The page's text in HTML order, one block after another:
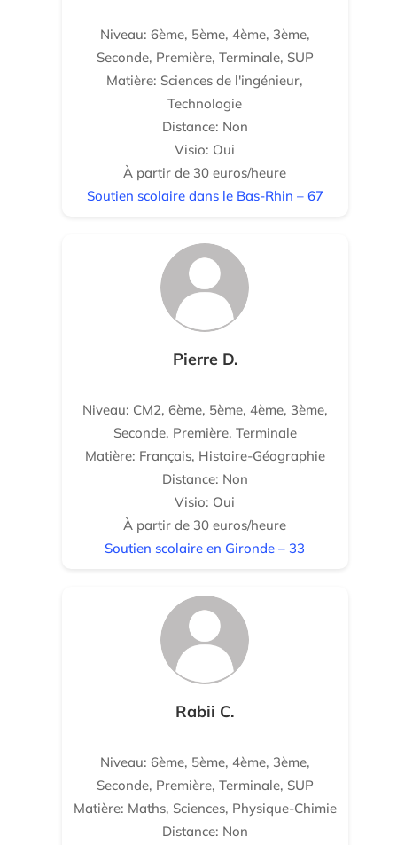
Niveau: 6ème, 5ème, 4ème, 3ème,
Seconde, Première, Terminale, SUP
Matière: Sciences de l'ingénieur,
Technologie
Distance: Non
Visio: Oui
À partir de 30 euros/heure
Soutien scolaire dans le Bas-Rhin – 67
Pierre D.
Niveau: CM2, 6ème, 5ème, 4ème, 3ème,
Seconde, Première, Terminale
Matière: Français, Histoire-Géographie
Distance: Non
Visio: Oui
À partir de 30 euros/heure
Soutien scolaire en Gironde – 33
Rabii C.
Niveau: 6ème, 5ème, 4ème, 3ème,
Seconde, Première, Terminale, SUP
Matière: Maths, Sciences, Physique-Chimie
Distance: Non